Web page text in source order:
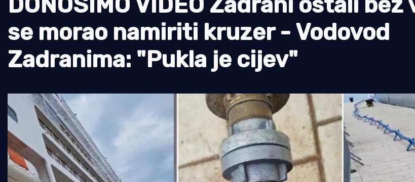
Tradicija i kultura
se morao namiriti kruzer - Vodovod
Zadranima: "Pukla je cijev"